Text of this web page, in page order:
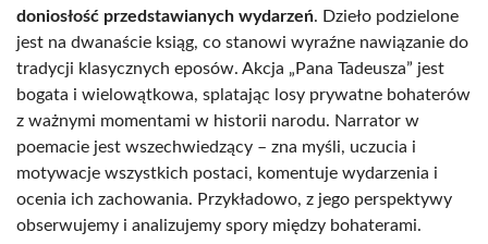
doniosłość przedstawianych wydarzeń. Dzieło podzielone
jest na dwanaście ksiąg, co stanowi wyraźne nawiązanie do
tradycji klasycznych eposów. Akcja „Pana Tadeusza” jest
bogata i wielowątkowa, splatając losy prywatne bohaterów
z ważnymi momentami w historii narodu. Narrator w
poemacie jest wszechwiedzący – zna myśli, uczucia i
motywacje wszystkich postaci, komentuje wydarzenia i
ocenia ich zachowania. Przykładowo, z jego perspektywy
obserwujemy i analizujemy spory między bohaterami.